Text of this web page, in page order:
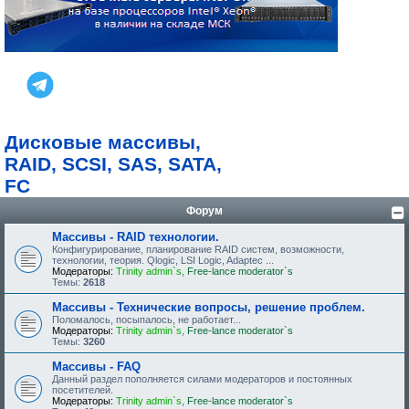
Дисковые массивы,
RAID, SCSI, SAS, SATA,
FC
Форум
Массивы - RAID технологии.
Конфигурирование, планирование RAID систем, возможности,
технологии, теория. Qlogic, LSI Logic, Adaptec ...
Модераторы: Trinity admin`s
Free-lance moderator`s
Темы: 2618
Массивы - Технические вопросы, решение проблем.
Поломалось, посыпалось, не работает...
Модераторы: Trinity admin`s
Free-lance moderator`s
Темы: 3260
Массивы - FAQ
Данный раздел пополняется силами модераторов и постоянных
посетителей.
Модераторы: Trinity admin`s
Free-lance moderator`s